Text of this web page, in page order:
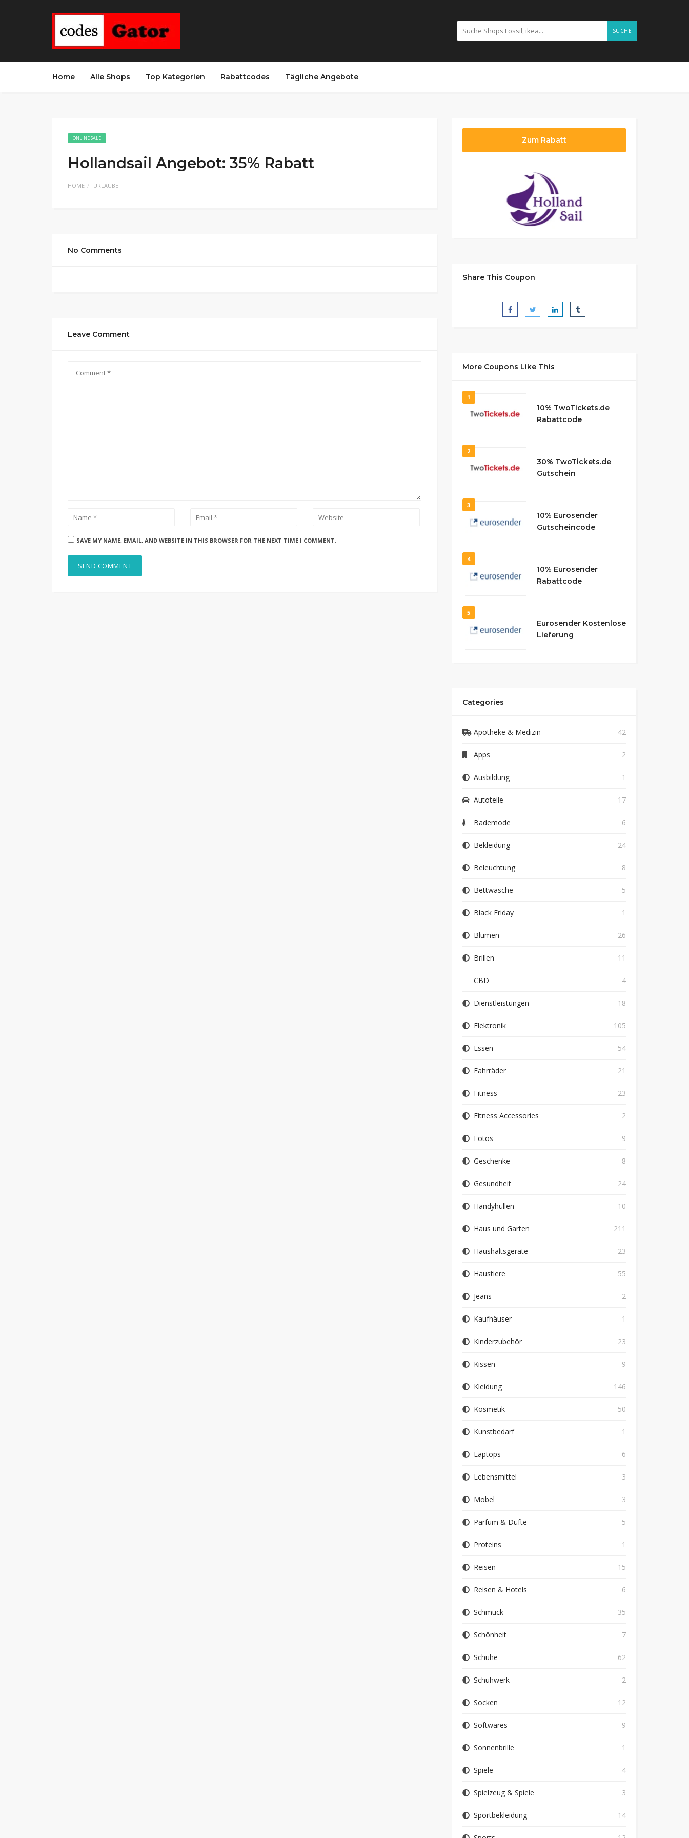
SUCHE
Home Alle Shops Top Kategorien Rabattcodes Tägliche Angebote
ONLINE SALE
Hollandsail Angebot: 35% Rabatt
HOME URLAUBE
No Comments
Leave Comment
SAVE MY NAME, EMAIL, AND WEBSITE IN THIS BROWSER FOR THE NEXT TIME I COMMENT.
Zum Rabatt
Share This Coupon
More Coupons Like This
1
10% TwoTickets.de
Rabattcode
2
30% TwoTickets.de
Gutschein
3
10% Eurosender
Gutscheincode
4
10% Eurosender
Rabattcode
5
Eurosender Kostenlose
Lieferung
Categories
Apotheke & Medizin 42
Apps 2
Ausbildung 1
Autoteile 17
Bademode 6
Bekleidung 24
Beleuchtung 8
Bettwäsche 5
Black Friday 1
Blumen 26
Brillen 11
CBD 4
Dienstleistungen 18
Elektronik 105
Essen 54
Fahrräder 21
Fitness 23
Fitness Accessories 2
Fotos 9
Geschenke 8
Gesundheit 24
Handyhüllen 10
Haus und Garten 211
Haushaltsgeräte 23
Haustiere 55
Jeans 2
Kaufhäuser 1
Kinderzubehör 23
Kissen 9
Kleidung 146
Kosmetik 50
Kunstbedarf 1
Laptops 6
Lebensmittel 3
Möbel 3
Parfum & Düfte 5
Proteins 1
Reisen 15
Reisen & Hotels 6
Schmuck 35
Schönheit 7
Schuhe 62
Schuhwerk 2
Socken 12
Softwares 9
Sonnenbrille 1
Spiele 4
Spielzeug & Spiele 3
Sportbekleidung 14